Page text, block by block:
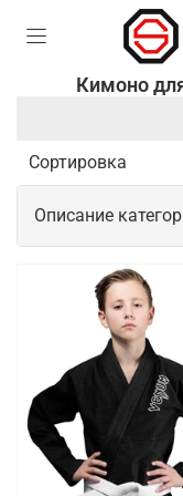
Кимоно
Описание
Спортивное
Спортивное
используемая в
единоборствах,
бразильское
плотной и
интенсивные